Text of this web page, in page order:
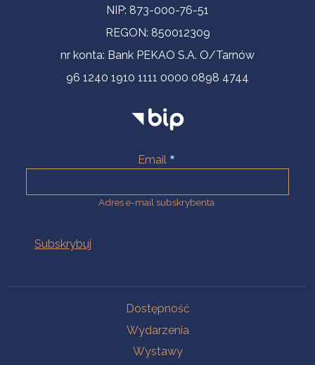
NIP: 873-000-76-51
REGON: 850012309
nr konta: Bank PEKAO S.A. O/Tarnów
96 1240 1910 1111 0000 0898 4744
Email
Adres e-mail subskrybenta.
Dostępność
Wydarzenia
Wystawy